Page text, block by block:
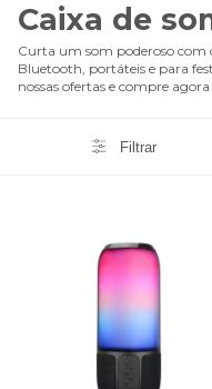
Caixa de
Curta um som poderoso com
Bluetooth, portáteis e para
nossas ofertas e compre
Filtrar